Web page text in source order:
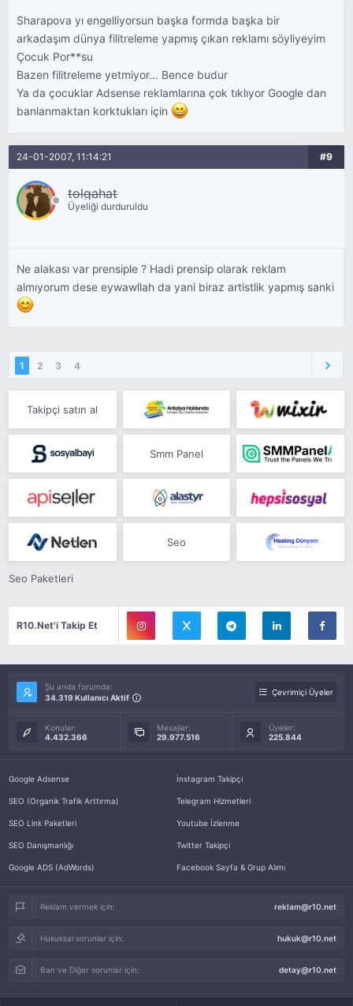
Sharapova yı engelliyorsun başka formda başka bir
arkadaşım dünya filitreleme yapmış çıkan reklamı söyliyeyim
Çocuk Por**su
Bazen filitreleme yetmiyor... Bence budur
Ya da çocuklar Adsense reklamlarına çok tıklıyor Google dan
banlanmaktan korktukları için
24-01-2007, 11:14:21 #9
tolgahat
Üyeliği durduruldu
Ne alakası var prensiple ? Hadi prensip olarak reklam
almıyorum dese eywawllah da yani biraz artistlik yapmış sanki
1 2 3 4
Takipçi satın al
Smm Panel
Seo
Seo Paketleri
R10.Net'i Takip Et
Şu anda forumda:
34.319 Kullanıcı Aktif
Çevrimiçi Üyeler
Konular:
4.432.366
Mesajlar:
29.977.516
Üyeler:
225.844
Google Adsense
SEO (Organik Trafik Arttırma)
SEO Link Paketleri
SEO Danışmanlığı
Google ADS (AdWords)
İnstagram Takipçi
Telegram Hizmetleri
Youtube İzlenme
Twitter Takipçi
Facebook Sayfa & Grup Alımı
Reklam vermek için: reklam@r10.net
Hukuksal sorunlar için: hukuk@r10.net
Ban ve Diğer sorunlar için: detay@r10.net